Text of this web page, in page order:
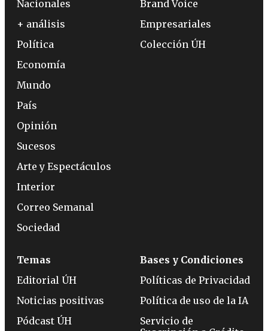
Nacionales
+ análisis
Política
Economía
Mundo
País
Opinión
Sucesos
Arte y Espectáculos
Interior
Correo Semanal
Sociedad
Brand Voice
Empresariales
Colección ÚH
Temas
Editorial ÚH
Noticias positivas
Pódcast ÚH
Bases y Condiciones
Políticas de Privacidad
Política de uso de la IA
Servicio de